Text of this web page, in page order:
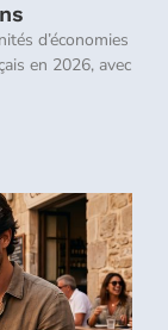
d’économies
en 2026, avec